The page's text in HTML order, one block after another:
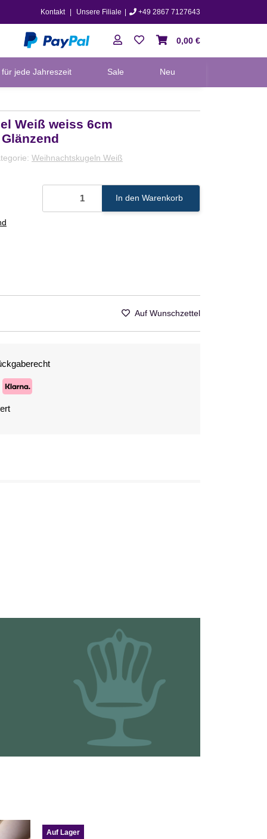
Kontakt Unsere Filiale +49 2867 7127643
0,00 €
für jede Jahreszeit Sale Neu
Weiß weiss 6cm
Weihnachtskugeln Weiß
In den Warenkorb
Auf Wunschzettel
Auf Lager